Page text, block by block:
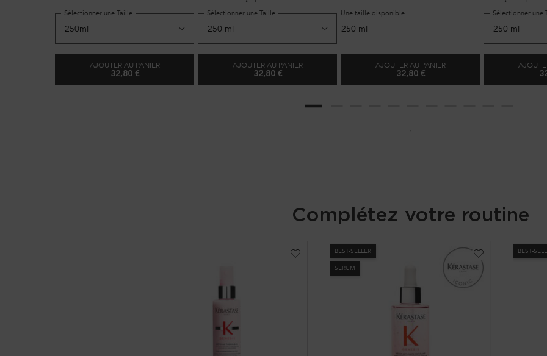
Sélectionner une Taille
AJOUTER AU PANIER
32,80 €
Sélectionner une Taille
AJOUTER AU PANIER
32,80 €
Une taille disponible
250 ml
AJOUTER AU PANIER
32,80 €
Sélectionner une
Complétez votre routine
BEST-SELLER
SERUM
BEST-